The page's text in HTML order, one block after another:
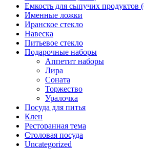
Емкость для сыпучих продуктов
Именные ложки
Иранское стекло
Навеска
Питьевое стекло
Подарочные наборы
Аппетит наборы
Лира
Соната
Торжество
Уралочка
Посуда для питья
Клен
Ресторанная тема
Столовая посуда
Uncategorized